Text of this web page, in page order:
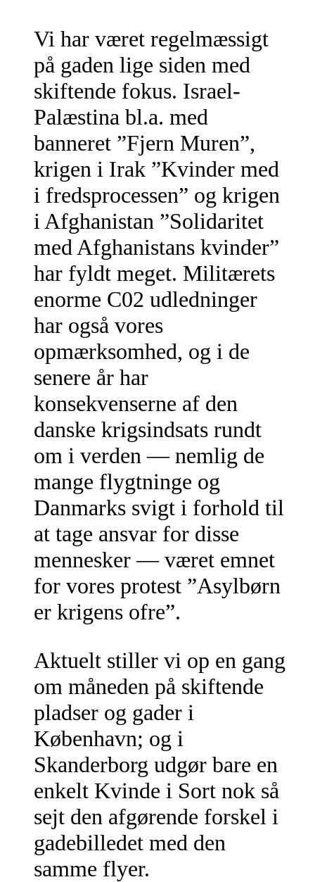
Vi har været regelmæssigt
på gaden lige siden med
skiftende fokus. Israel-
Palæstina bl.a. med
banneret ”Fjern Muren”,
krigen i Irak ”Kvinder med
i fredsprocessen” og krigen
i Afghanistan ”Solidaritet
med Afghanistans kvinder”
har fyldt meget. Militærets
enorme C02 udledninger
har også vores
opmærksomhed, og i de
senere år har
konsekvenserne af den
danske krigsindsats rundt
om i verden — nemlig de
mange flygtninge og
Danmarks svigt i forhold til
at tage ansvar for disse
mennesker — været emnet
for vores protest ”Asylbørn
er krigens ofre”.
Aktuelt stiller vi op en gang
om måneden på skiftende
pladser og gader i
København; og i
Skanderborg udgør bare en
enkelt Kvinde i Sort nok så
sejt den afgørende forskel i
gadebilledet med den
samme flyer.